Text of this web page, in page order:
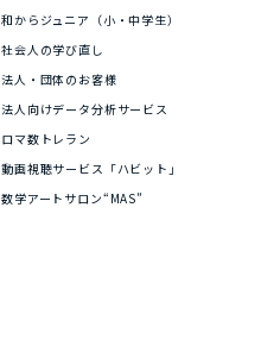
和からジュニア（小・中学生）
社会人の学び直し
法人・団体のお客様
法人向けデータ分析サービス
ロマ数トレラン
動画視聴サービス「ハビット」
数学アートサロン“MAS”